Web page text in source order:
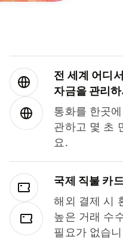
전 세계 어디
자금을 관리
통화를 한곳
관하고 몇 초
요.
국제 직불 카
해외 결제 시
높은 거래 수
필요가 없습